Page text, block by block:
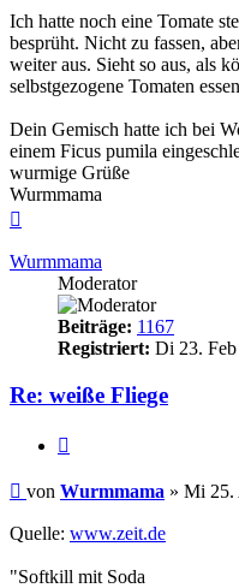
Ich hatte noch eine Tomate
besprüht. Nicht zu fassen,
weiter aus. Sieht so aus, als
selbstgezogene Tomaten
Dein Gemisch hatte ich bei
einem Ficus pumila
wurmige Grüße
Wurmmama
Wurmmama
Moderator
Beiträge: 1167
Registriert: Di 23.
Re: weiße Fliege
Beitrag
von Wurmmama » Mi 25.
Quelle: www.zeit.de
"Softkill mit Soda